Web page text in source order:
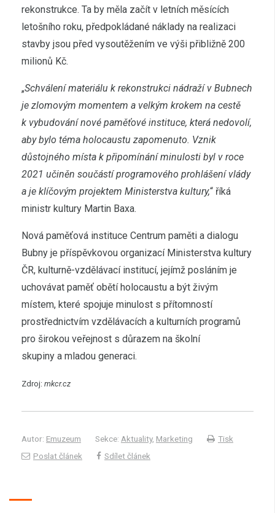
rekonstrukce. Ta by měla začít v letních měsících
letošního roku, předpokládané náklady na realizaci
stavby jsou před vysoutěžením ve výši přibližně 200
milionů Kč.
„Schválení materiálu k rekonstrukci nádraží v Bubnech
je zlomovým momentem a velkým krokem na cestě
k vybudování nové paměťové instituce, která nedovolí,
aby bylo téma holocaustu zapomenuto. Vznik
důstojného místa k připomínání minulosti byl v roce
2021 učiněn součástí programového prohlášení vlády
a je klíčovým projektem Ministerstva kultury,“ říká
ministr kultury Martin Baxa.
Nová paměťová instituce Centrum paměti a dialogu
Bubny je příspěvkovou organizací Ministerstva kultury
ČR, kulturně-vzdělávací institucí, jejímž posláním je
uchovávat paměť obětí holocaustu a být živým
místem, které spojuje minulost s přítomností
prostřednictvím vzdělávacích a kulturních programů
pro širokou veřejnost s důrazem na školní
skupiny a mladou generaci.
Zdroj: mkcr.cz
Autor: Emuzeum Sekce: Aktuality, Marketing
Tisk
Poslat článek
Sdílet článek